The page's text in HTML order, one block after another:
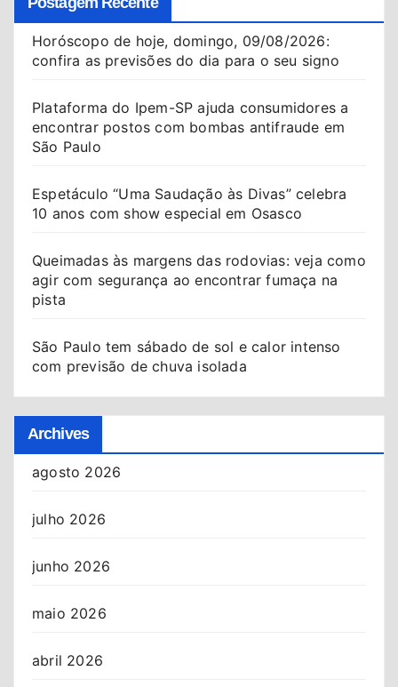
Horóscopo de hoje, domingo, 09/08/2026:
confira as previsões do dia para o seu signo
Plataforma do Ipem-SP ajuda consumidores a
encontrar postos com bombas antifraude em
São Paulo
Espetáculo “Uma Saudação às Divas” celebra
10 anos com show especial em Osasco
Queimadas às margens das rodovias: veja como
agir com segurança ao encontrar fumaça na
pista
São Paulo tem sábado de sol e calor intenso
com previsão de chuva isolada
Archives
agosto 2026
julho 2026
junho 2026
maio 2026
abril 2026